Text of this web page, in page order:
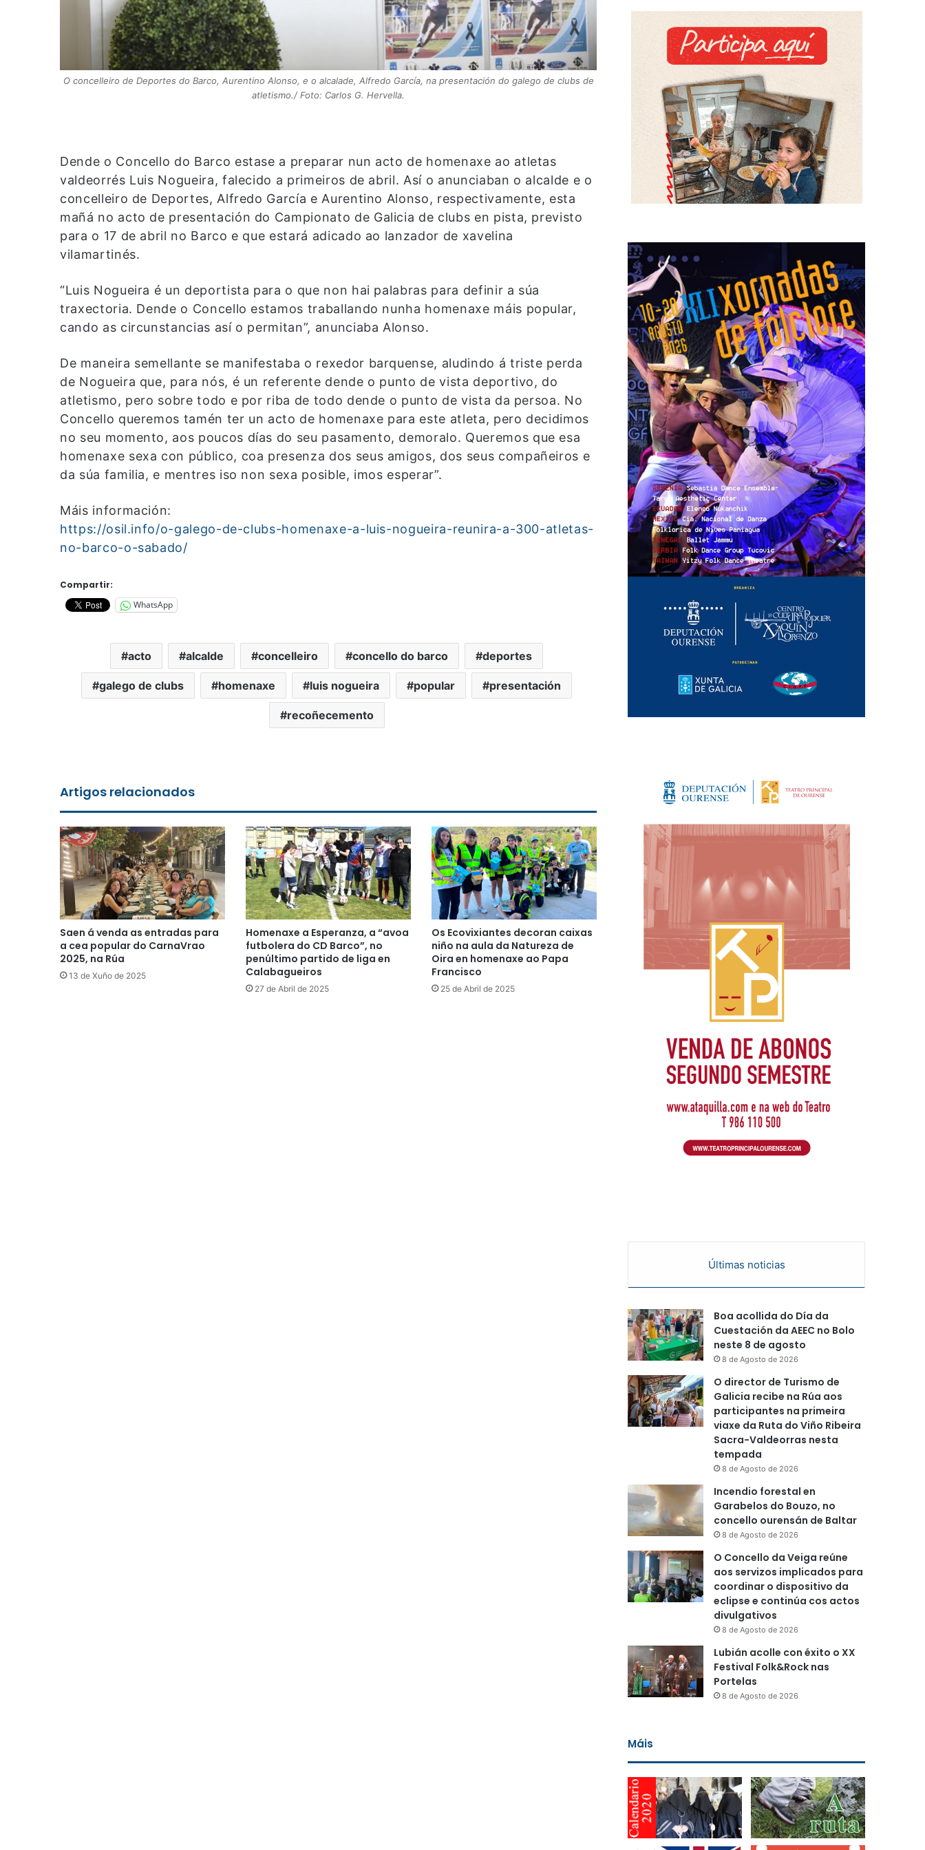
O concelleiro de Deportes do Barco, Aurentino Alonso, e o alcalade, Alfredo García, na presentación do galego de clubs de
atletismo./ Foto: Carlos G. Hervella.
Dende o Concello do Barco estase a preparar nun acto de homenaxe ao atletas
valdeorrés Luis Nogueira, falecido a primeiros de abril. Así o anunciaban o alcalde e o
concelleiro de Deportes, Alfredo García e Aurentino Alonso, respectivamente, esta
mañá no acto de presentación do Campionato de Galicia de clubs en pista, previsto
para o 17 de abril no Barco e que estará adicado ao lanzador de xavelina
vilamartinés.
“Luis Nogueira é un deportista para o que non hai palabras para definir a súa
traxectoria. Dende o Concello estamos traballando nunha homenaxe máis popular,
cando as circunstancias así o permitan”, anunciaba Alonso.
De maneira semellante se manifestaba o rexedor barquense, aludindo á triste perda
de Nogueira que, para nós, é un referente dende o punto de vista deportivo, do
atletismo, pero sobre todo e por riba de todo dende o punto de vista da persoa. No
Concello queremos tamén ter un acto de homenaxe para este atleta, pero decidimos
no seu momento, aos poucos días do seu pasamento, demoralo. Queremos que esa
homenaxe sexa con público, coa presenza dos seus amigos, dos seus compañeiros e
da súa familia, e mentres iso non sexa posible, imos esperar”.
Máis información:
https://osil.info/o-galego-de-clubs-homenaxe-a-luis-nogueira-reunira-a-300-atletas-
no-barco-o-sabado/
Compartir:
WhatsApp
acto alcalde concelleiro concello do barco deportes
galego de clubs homenaxe luis nogueira popular presentación
recoñecemento
Artigos relacionados
Saen á venda as entradas para
a cea popular do CarnaVrao
2025, na Rúa
13 de Xuño de 2025
Homenaxe a Esperanza, a “avoa
futbolera do CD Barco”, no
penúltimo partido de liga en
Calabagueiros
27 de Abril de 2025
Os Ecovixiantes decoran caixas
niño na aula da Natureza de
Oira en homenaxe ao Papa
Francisco
25 de Abril de 2025
Últimas noticias
Boa acollida do Día da
Cuestación da AEEC no Bolo
neste 8 de agosto
8 de Agosto de 2026
O director de Turismo de
Galicia recibe na Rúa aos
participantes na primeira
viaxe da Ruta do Viño Ribeira
Sacra-Valdeorras nesta
tempada
8 de Agosto de 2026
Incendio forestal en
Garabelos do Bouzo, no
concello ourensán de Baltar
8 de Agosto de 2026
O Concello da Veiga reúne
aos servizos implicados para
coordinar o dispositivo da
eclipse e continúa cos actos
divulgativos
8 de Agosto de 2026
Lubián acolle con éxito o XX
Festival Folk&Rock nas
Portelas
8 de Agosto de 2026
Máis